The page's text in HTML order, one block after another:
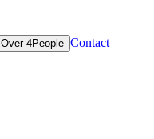
Over 4People Contact